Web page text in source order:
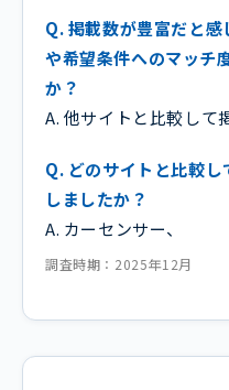
Q. 掲載数が豊富だと
や希望条件へのマッチ
か？
A. 他サイトと比較して
Q. どのサイトと比較
しましたか？
A. カーセンサー、
調査時期：2025年12月